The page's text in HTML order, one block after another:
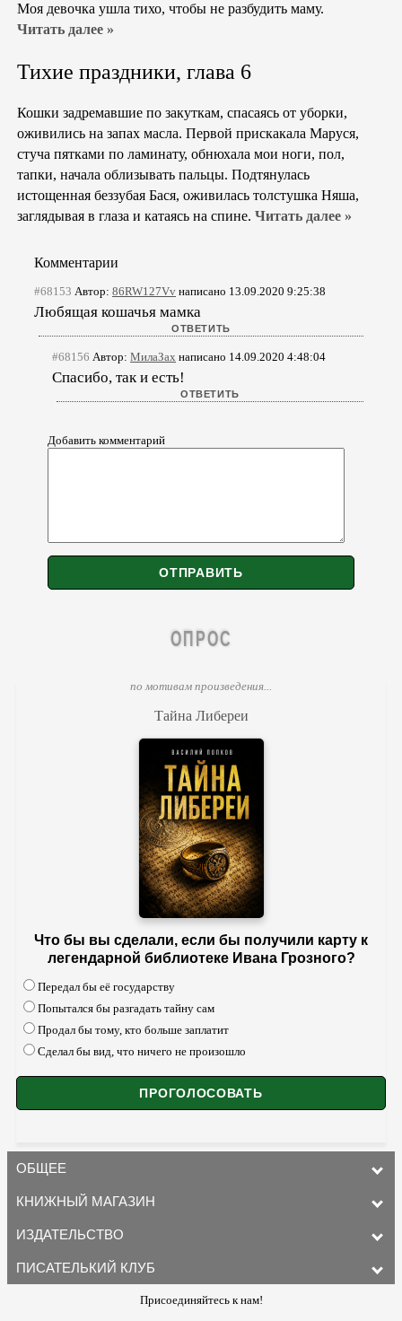
Моя девочка ушла тихо, чтобы не разбудить маму.
Читать далее »
Тихие праздники, глава 6
Кошки задремавшие по закуткам, спасаясь от уборки,
оживились на запах масла. Первой прискакала Маруся,
стуча пятками по ламинату, обнюхала мои ноги, пол,
тапки, начала облизывать пальцы. Подтянулась
истощенная беззубая Бася, оживилась толстушка Няша,
заглядывая в глаза и катаясь на спине. Читать далее »
Комментарии
#68153 Автор: 86RW127Vv написано 13.09.2020 9:25:38
Любящая кошачья мамка
#68156 Автор: МилаЗах написано 14.09.2020 4:48:04
Спасибо, так и есть!
Добавить комментарий
ОПРОС
по мотивам произведения...
Тайна Либереи
Что бы вы сделали, если бы получили карту к
легендарной библиотеке Ивана Грозного?
Передал бы её государству
Попытался бы разгадать тайну сам
Продал бы тому, кто больше заплатит
Сделал бы вид, что ничего не произошло
ОБЩЕЕ
КНИЖНЫЙ МАГАЗИН
ИЗДАТЕЛЬСТВО
ПИСАТЕЛЬКИЙ КЛУБ
Присоединяйтесь к нам!